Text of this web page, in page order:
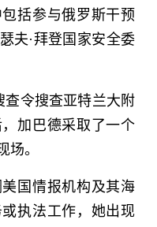
括参与俄罗斯干预
夫·拜登国家安全委
查令搜查亚特兰大附
加巴德采取了一个
场。
国情报机构及其海
执法工作，她出现